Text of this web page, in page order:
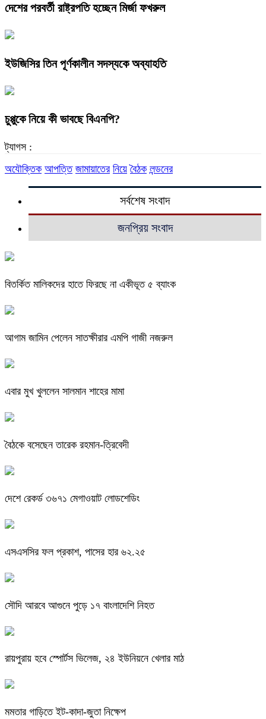
দেশের পরবর্তী রাষ্ট্রপতি হচ্ছেন মির্জা ফখরুল
ইউজিসির তিন পূর্ণকালীন সদস্যকে অব্যাহতি
চুপ্পুকে নিয়ে কী ভাবছে বিএনপি?
ট্যাগস :
অযৌক্তিক আপত্তি জামায়াতের নিয়ে বৈঠক লন্ডনের
সর্বশেষ সংবাদ
জনপ্রিয় সংবাদ
বিতর্কিত মালিকদের হাতে ফিরছে না একীভূত ৫ ব্যাংক
আগাম জামিন পেলেন সাতক্ষীরার এমপি গাজী নজরুল
এবার মুখ খুললেন সালমান শাহের মামা
বৈঠকে বসেছেন তারেক রহমান-ত্রিবেদী
দেশে রেকর্ড ৩৬৭১ মেগাওয়াট লোডশেডিং
এসএসসির ফল প্রকাশ, পাসের হার ৬২.২৫
সৌদি আরবে আগুনে পুড়ে ১৭ বাংলাদেশি নিহত
রায়পুরায় হবে স্পোর্টস ভিলেজ, ২৪ ইউনিয়নে খেলার মাঠ
মমতার গাড়িতে ইট-কাদা-জুতা নিক্ষেপ